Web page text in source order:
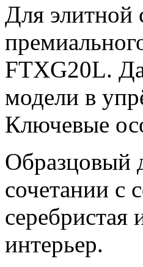
Для элитной
FTXG20L.
модели в
Ключевые
Образцовый
сочетании с
серебристая
интерьер.